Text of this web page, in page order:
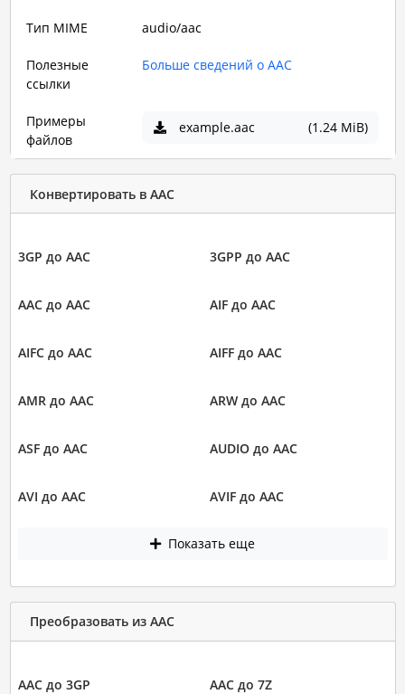
Тип MIME audio/aac
Полезные
ссылки
Больше сведений о AAC
Примеры
файлов
example.aac (1.24 MiB)
Конвертировать в AAC
3GP до AAC 3GPP до AAC
AAC до AAC AIF до AAC
AIFC до AAC AIFF до AAC
AMR до AAC ARW до AAC
ASF до AAC AUDIO до AAC
AVI до AAC AVIF до AAC
Показать еще
Преобразовать из AAC
AAC до 3GP AAC до 7Z